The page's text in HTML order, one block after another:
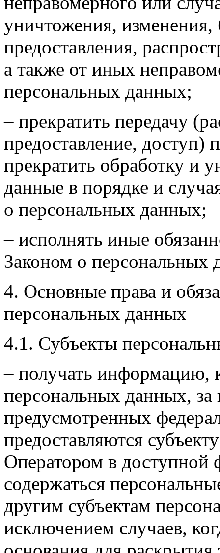
уничтожения, изменения,
предоставления,
а также от иных
персональных данных;
– прекратить передачу
предоставление, доступ)
прекратить обработку и
данные в порядке и
о персональных данных;
– исполнять иные
Законом о персональных
4. Основные права и
персональных данных
4.1. Субъекты
– получать информацию,
персональных данных,
предусмотренных
предоставляются
Оператором в
содержаться
другим субъектам
исключением случаев,